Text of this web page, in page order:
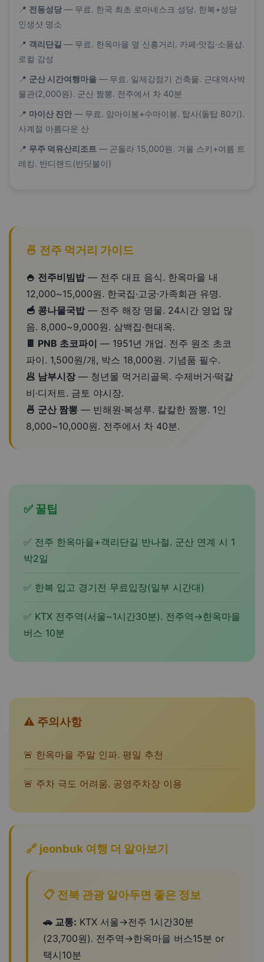
📍 전동성당 — 무료. 한국 최초 로마네스크 성당. 한복+성당
인생샷 명소
📍 객리단길 — 무료. 한옥마을 옆 신흥거리. 카페·맛집·소품샵.
로컬 감성
📍 군산 시간여행마을 — 무료. 일제강점기 건축물. 근대역사박
물관(2,000원). 군산 짬뽕. 전주에서 차 40분
📍 마이산 진안 — 무료. 암마이봉+수마이봉. 탑사(돌탑 80기).
사계절 아름다운 산
📍 무주 덕유산리조트 — 곤돌라 15,000원. 겨울 스키+여름 트
레킹. 반디랜드(반딧불이)
🍜 전주 먹거리 가이드
🍚 전주비빔밥— 전주 대표 음식. 한옥마을 내
12,000~15,000원. 한국집·고궁·가족회관 유명.
🥣 콩나물국밥— 전주 해장 명물. 24시간 영업 많
음. 8,000~9,000원. 삼백집·현대옥.
🍫 PNB 초코파이 — 1951년 개업. 전주 원조 초코
파이. 1,500원/개, 박스 18,000원. 기념품 필수.
🥟 남부시장— 청년몰 먹거리골목. 수제버거·떡갈
비·디저트. 금토 야시장.
🍜 군산 짬뽕 — 빈해원·복성루. 칼칼한 짬뽕. 1인
8,000~10,000원. 전주에서 차 40분.
✅ 꿀팁
✅ 전주 한옥마을+객리단길 반나절. 군산 연계 시 1
박2일
✅ 한복 입고 경기전 무료입장(일부 시간대)
✅ KTX 전주역(서울~1시간30분). 전주역→한옥마을
버스 10분
⚠️ 주의사항
🚨 한옥마을 주말 인파. 평일 추천
🚨 주차 극도 어려움. 공영주차장 이용
🔗 jeonbuk 여행 더 알아보기
📋 전북 관광 알아두면 좋은 정보
🚗 교통: KTX 서울→전주 1시간30분
(23,700원). 전주역→한옥마을 버스15분 or
택시10분